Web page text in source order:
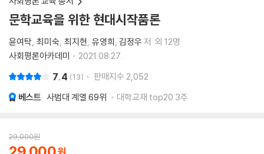
문학교육을 위한 현대시작품론
윤여탁 최미숙 최지현 유영희 김정우 저 외 12명
사회평론아카데미
2021.08.27.
7.4 13 판매지수 2,052
베스트 사범대 계열 69위 대학교재 top20 3주
29,000원